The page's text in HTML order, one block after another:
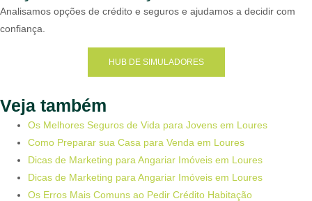
Analisamos opções de crédito e seguros e ajudamos a decidir com
confiança.
HUB DE SIMULADORES
Veja também
Os Melhores Seguros de Vida para Jovens em Loures
Como Preparar sua Casa para Venda em Loures
Dicas de Marketing para Angariar Imóveis em Loures
Dicas de Marketing para Angariar Imóveis em Loures
Os Erros Mais Comuns ao Pedir Crédito Habitação